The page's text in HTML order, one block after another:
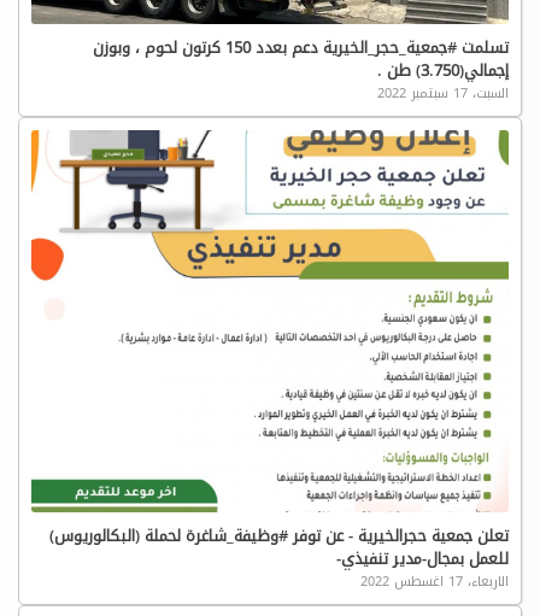
تسلمت #جمعية_حجر_الخيرية دعم بعدد 150 كرتون لحوم ، وبوزن
إجمالي(3.750) طن .
السبت، 17 سبتمبر 2022
تعلن جمعية حجرالخيرية - عن توفر #وظيفة_شاغرة لحملة (البكالوريوس)
للعمل بمجال-مدير تنفيذي-
الاربعاء، 17 اغسطس 2022